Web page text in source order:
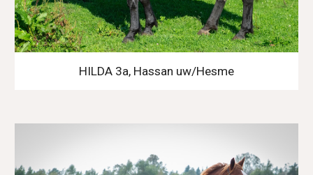
HILDA 3a, Hassan uw/Hesme